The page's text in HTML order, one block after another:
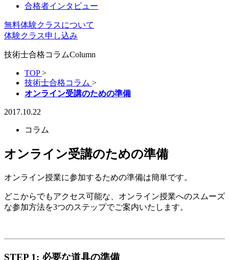
合格者インタビュー
無料体験クラスについて
体験クラス申し込み
技術士合格コラムColumn
TOP >
技術士合格コラム >
オンライン受講のための準備
2017.10.22
コラム
オンライン受講のための準備
オンライン授業に参加するための準備は簡単です。
どこからでもアクセス可能な、オンライン授業へのスムーズ
な参加方法を3つのステップでご案内いたします。
STEP 1: 必要な道具の準備